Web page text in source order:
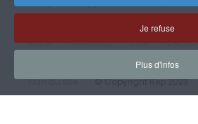
Je refuse
Plus d'infos
RGPD Handicap CGV
Plan du site © Copyright Rep 2023